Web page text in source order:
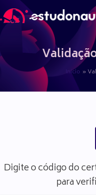
para
conteúdo
Início
Digite o código do
para